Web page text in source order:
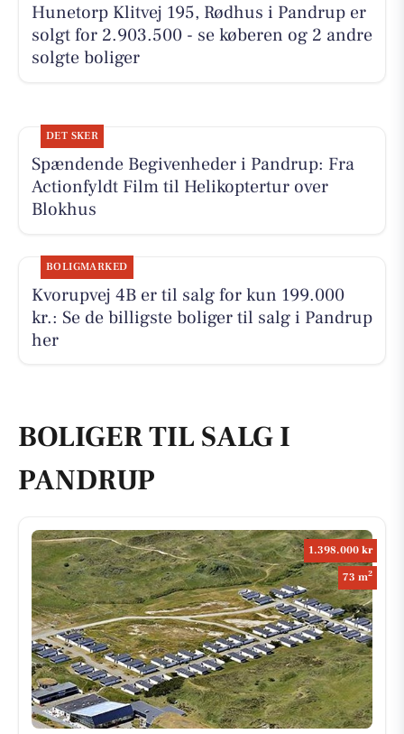
Hunetorp Klitvej 195, Rødhus i Pandrup er
solgt for 2.903.500 - se køberen og 2 andre
solgte boliger
DET SKER
Spændende Begivenheder i Pandrup: Fra
Actionfyldt Film til Helikoptertur over
Blokhus
BOLIGMARKED
Kvorupvej 4B er til salg for kun 199.000
kr.: Se de billigste boliger til salg i Pandrup
her
BOLIGER TIL SALG I
PANDRUP
1.398.000 kr
73 m2